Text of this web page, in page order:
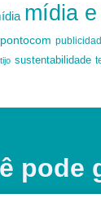
mídia
sustentabilidade
pode